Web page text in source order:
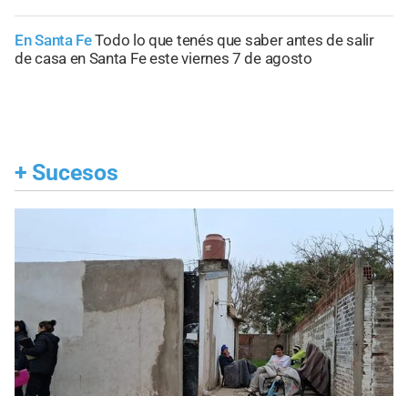
En Santa FeTodo lo que tenés que saber antes de salir
de casa en Santa Fe este viernes 7 de agosto
+ Sucesos